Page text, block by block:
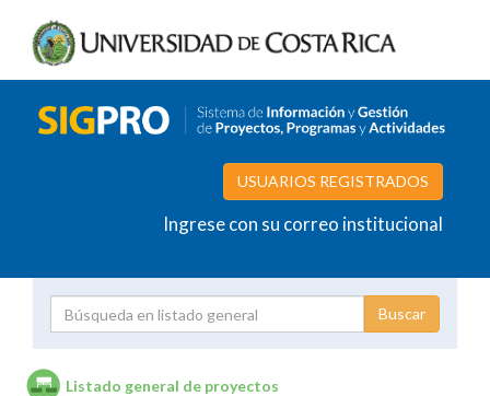
USUARIOS REGISTRADOS
Ingrese con su correo institucional
Listado general de proyectos